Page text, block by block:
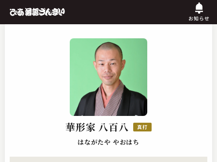
お知らせ
華形家 八百八 真打
はながたや やおはち